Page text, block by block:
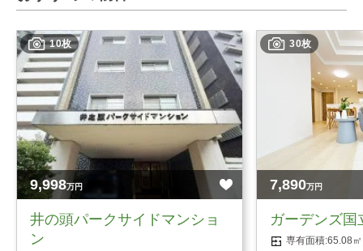
10枚
9,998万円
井の頭パークサイドマンショ
ン
30枚
7,890万円
ガーデンズ国
65.08